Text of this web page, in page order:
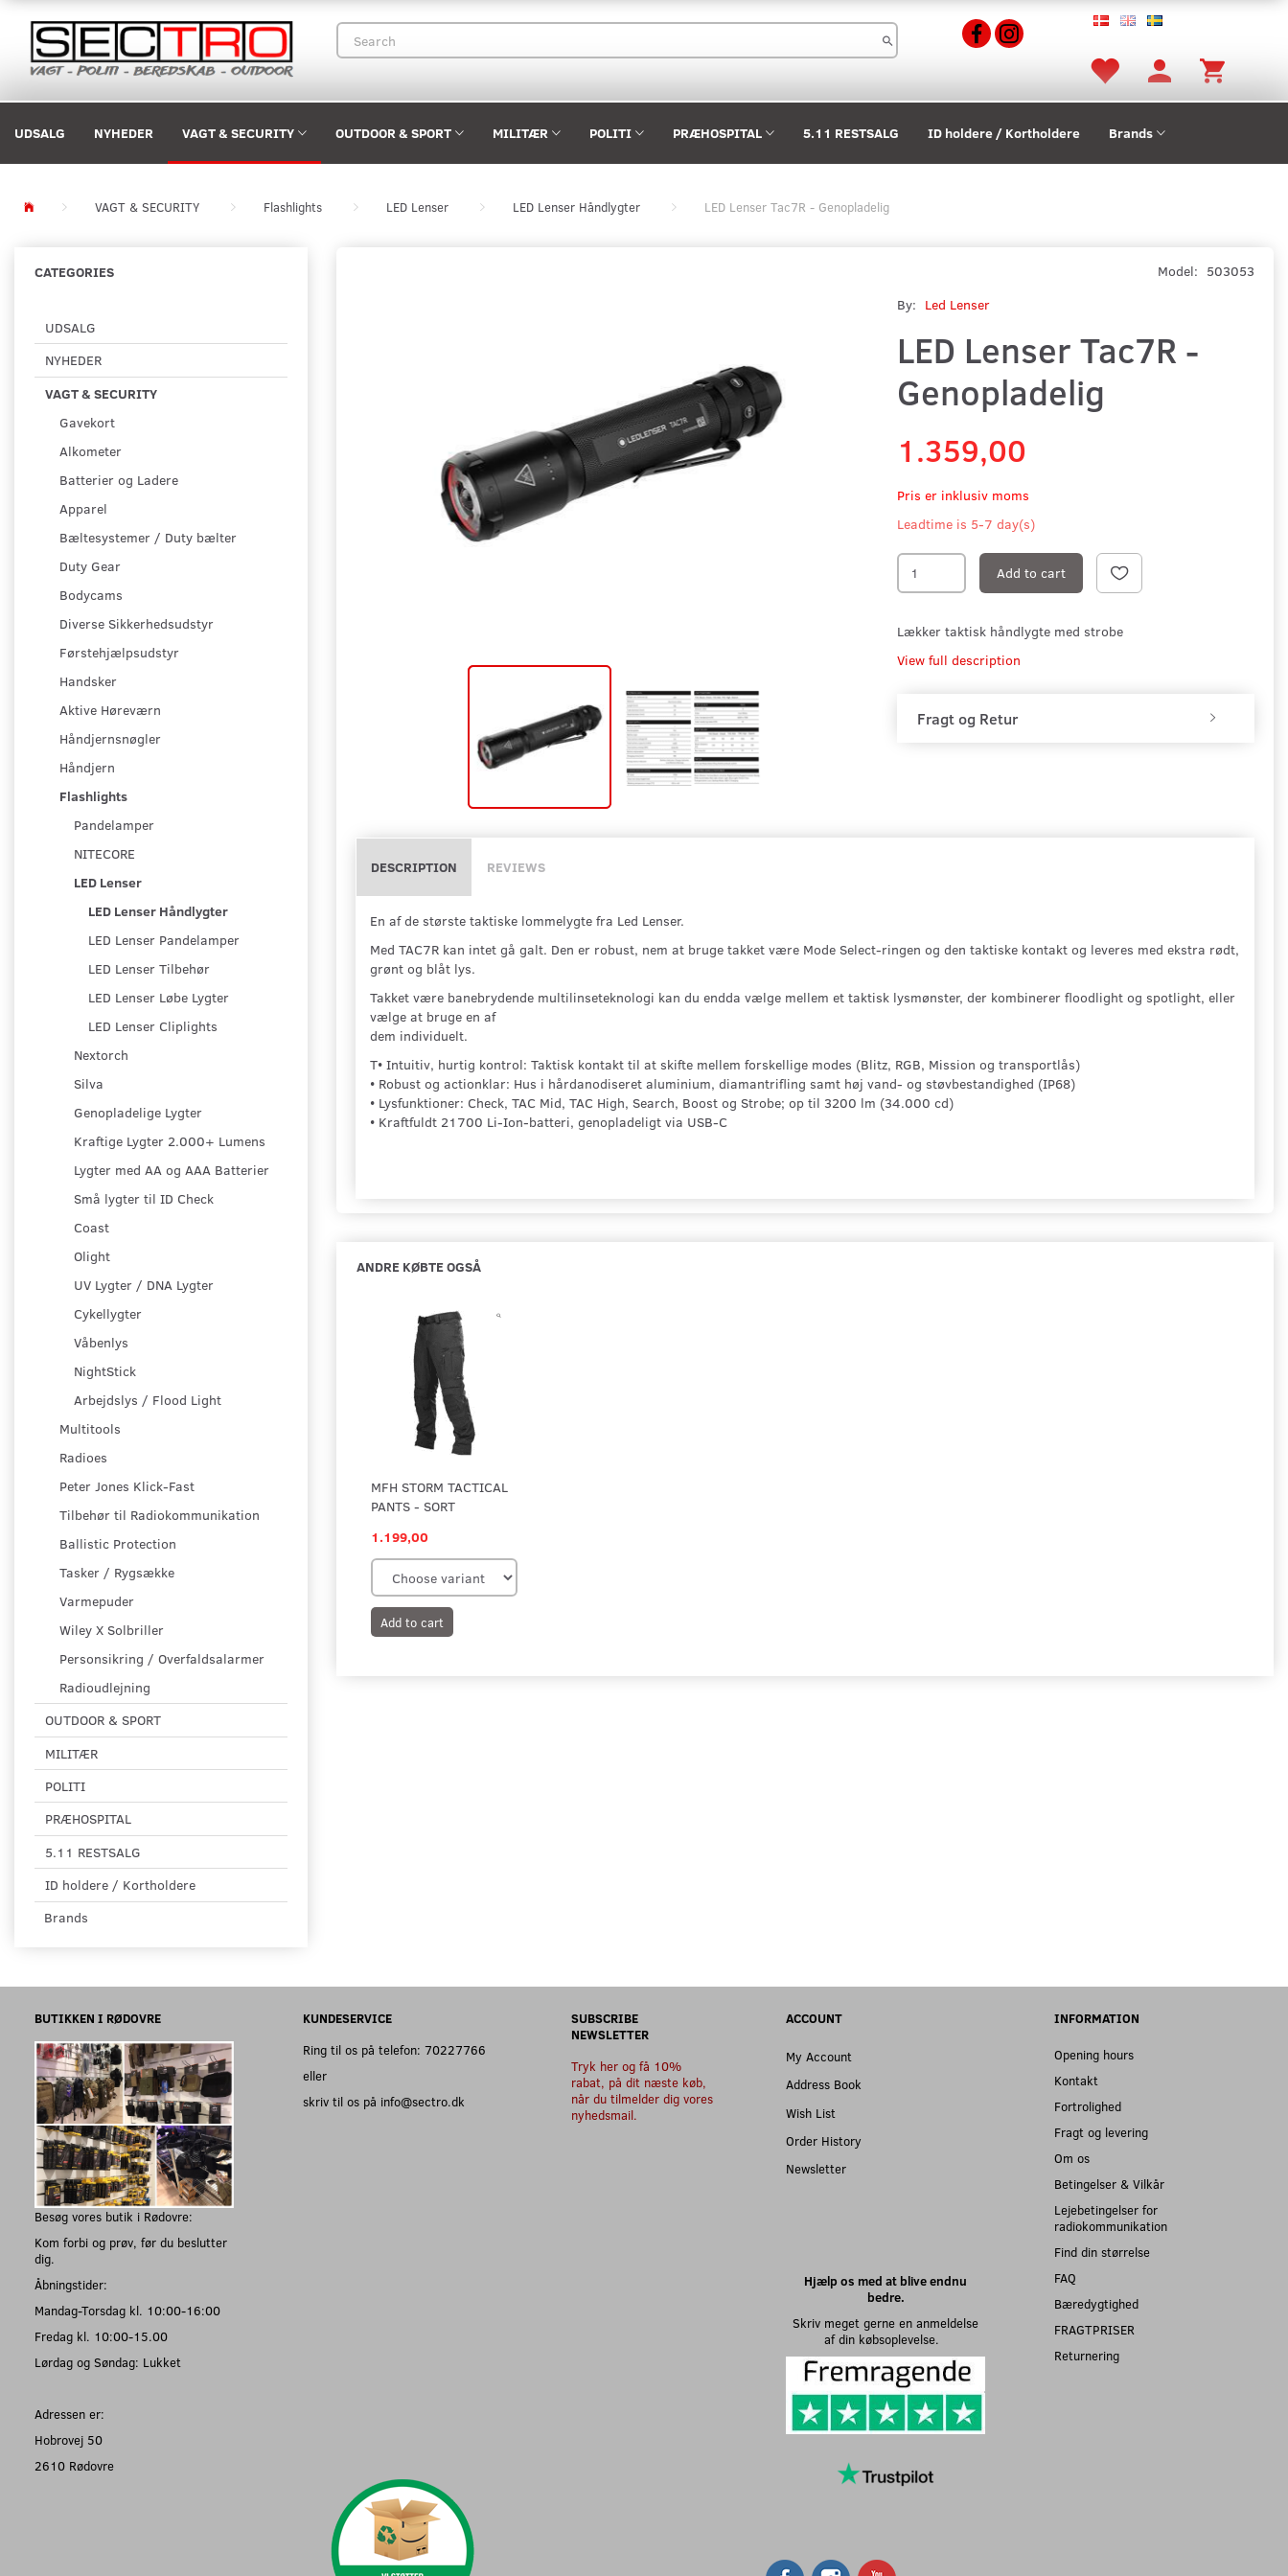
UDSALG NYHEDER VAGT & SECURITY OUTDOOR & SPORT MILITÆR POLITI PRÆHOSPITAL 5.11 RESTSALG ID holdere / Kortholdere Brands
VAGT & SECURITY Flashlights LED Lenser LED Lenser Håndlygter LED Lenser Tac7R - Genopladelig
CATEGORIES
UDSALG
NYHEDER
VAGT & SECURITY
Gavekort
Alkometer
Batterier og Ladere
Apparel
Bæltesystemer / Duty bælter
Duty Gear
Bodycams
Diverse Sikkerhedsudstyr
Førstehjælpsudstyr
Handsker
Aktive Høreværn
Håndjernsnøgler
Håndjern
Flashlights
Pandelamper
NITECORE
LED Lenser
LED Lenser Håndlygter
LED Lenser Pandelamper
LED Lenser Tilbehør
LED Lenser Løbe Lygter
LED Lenser Cliplights
Nextorch
Silva
Genopladelige Lygter
Kraftige Lygter 2.000+ Lumens
Lygter med AA og AAA Batterier
Små lygter til ID Check
Coast
Olight
UV Lygter / DNA Lygter
Cykellygter
Våbenlys
NightStick
Arbejdslys / Flood Light
Multitools
Radioes
Peter Jones Klick-Fast
Tilbehør til Radiokommunikation
Ballistic Protection
Tasker / Rygsække
Varmepuder
Wiley X Solbriller
Personsikring / Overfaldsalarmer
Radioudlejning
OUTDOOR & SPORT
MILITÆR
POLITI
PRÆHOSPITAL
5.11 RESTSALG
ID holdere / Kortholdere
Brands
Model: 503053
By: Led Lenser
LED Lenser Tac7R -
Genopladelig
1.359,00
Pris er inklusiv moms
Leadtime is 5-7 day(s)
Add to cart
Lækker taktisk håndlygte med strobe
View full description
Fragt og Retur
DESCRIPTION REVIEWS
En af de største taktiske lommelygte fra Led Lenser.
Med TAC7R kan intet gå galt. Den er robust, nem at bruge takket være Mode Select-ringen og den taktiske kontakt og leveres med ekstra rødt,
grønt og blåt lys.
Takket være banebrydende multilinseteknologi kan du endda vælge mellem et taktisk lysmønster, der kombinerer floodlight og spotlight, eller
vælge at bruge en af
dem individuelt.
T• Intuitiv, hurtig kontrol: Taktisk kontakt til at skifte mellem forskellige modes (Blitz, RGB, Mission og transportlås)
• Robust og actionklar: Hus i hårdanodiseret aluminium, diamantrifling samt høj vand- og støvbestandighed (IP68)
• Lysfunktioner: Check, TAC Mid, TAC High, Search, Boost og Strobe; op til 3200 lm (34.000 cd)
• Kraftfuldt 21700 Li-Ion-batteri, genopladeligt via USB-C
ANDRE KØBTE OGSÅ
MFH STORM TACTICAL
PANTS - SORT
1.199,00
Add to cart
BUTIKKEN I RØDOVRE
Besøg vores butik i Rødovre:
Kom forbi og prøv, før du beslutter
dig.
Åbningstider:
Mandag-Torsdag kl. 10:00-16:00
Fredag kl. 10:00-15.00
Lørdag og Søndag: Lukket
Adressen er:
Hobrovej 50
2610 Rødovre
KUNDESERVICE
Ring til os på telefon: 70227766
eller
skriv til os på info@sectro.dk
SUBSCRIBE
NEWSLETTER
Tryk her og få 10%
rabat, på dit næste køb,
når du tilmelder dig vores
nyhedsmail.
ACCOUNT
My Account
Address Book
Wish List
Order History
Newsletter
Hjælp os med at blive endnu
bedre.
Skriv meget gerne en anmeldelse
af din købsoplevelse.
INFORMATION
Opening hours
Kontakt
Fortrolighed
Fragt og levering
Om os
Betingelser & Vilkår
Lejebetingelser for
radiokommunikation
Find din størrelse
FAQ
Bæredygtighed
FRAGTPRISER
Returnering